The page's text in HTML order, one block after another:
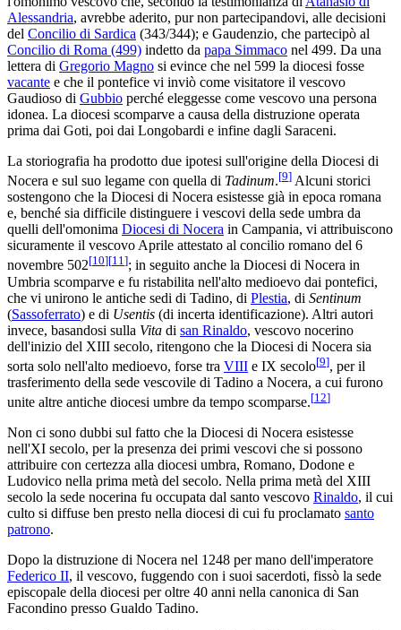
Alessandria, avrebbe aderito, pur non partecipandovi, alle decisioni
del Concilio di Sardica (343/344); e Gaudenzio, che partecipò al
Concilio di Roma (499) indetto da papa Simmaco nel 499. Da una
lettera di Gregorio Magno si evince che nel 599 la diocesi fosse
vacante e che il pontefice vi inviò come visitatore il vescovo
Gaudioso di Gubbio perché eleggesse come vescovo una persona
idonea. La diocesi scomparve a causa della distruzione operata
prima dai Goti, poi dai Longobardi e infine dagli Saraceni.
La storiografia ha prodotto due ipotesi sull'origine della Diocesi di
Nocera e sul suo legame con quella di Tadinum.[9] Alcuni storici
sostengono che la Diocesi di Nocera esistesse già in epoca romana
e, benché sia difficile distinguere i vescovi della sede umbra da
quelli dell'omonima Diocesi di Nocera in Campania, vi attribuiscono
sicuramente il vescovo Aprile attestato al concilio romano del 6
novembre 502[10][11]; in seguito anche la Diocesi di Nocera in
Umbria scomparve e fu ristabilita nell'alto medioevo dai pontefici,
che vi unirono le antiche sedi di Tadino, di Plestia, di Sentinum
(Sassoferrato) e di Usentis (di incerta identificazione). Altri autori
invece, basandosi sulla Vita di san Rinaldo, vescovo nocerino
dell'inizio del XIII secolo, ritengono che la Diocesi di Nocera sia
sorta solo nell'alto medioevo, forse tra VIII e IX secolo[9], per il
trasferimento della sede vescovile di Tadino a Nocera, a cui furono
unite altre antiche diocesi umbre da tempo scomparse.[12]
Non ci sono dubbi sul fatto che la Diocesi di Nocera esistesse
nell'XI secolo, per la presenza dei primi vescovi che si possono
attribuire con certezza alla diocesi umbra, Romano, Dodone e
Ludovico nella prima metà del secolo. Nella prima metà del XIII
secolo la sede nocerina fu occupata dal santo vescovo Rinaldo, il cui
culto si diffuse ben presto nella diocesi di cui fu proclamato santo
patrono.
Dopo la distruzione di Nocera nel 1248 per mano dell'imperatore
Federico II, il vescovo, fuggendo con i suoi sacerdoti, fissò la sede
episcopale della diocesi per oltre 40 anni nella canonica di San
Facondino presso Gualdo Tadino.